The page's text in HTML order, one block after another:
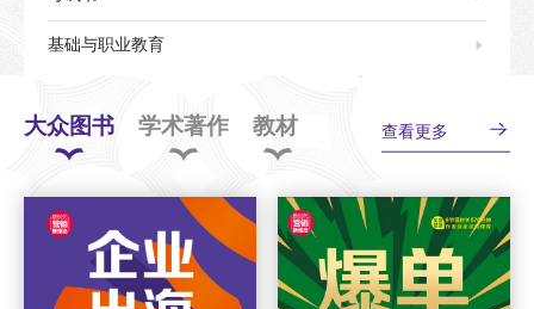
基础与职业教育
大众图书 学术著作 教材 查看更多